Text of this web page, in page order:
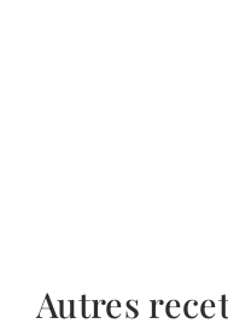
Autres